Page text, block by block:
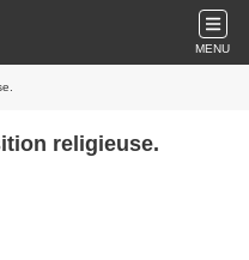
MENU
religieuse.